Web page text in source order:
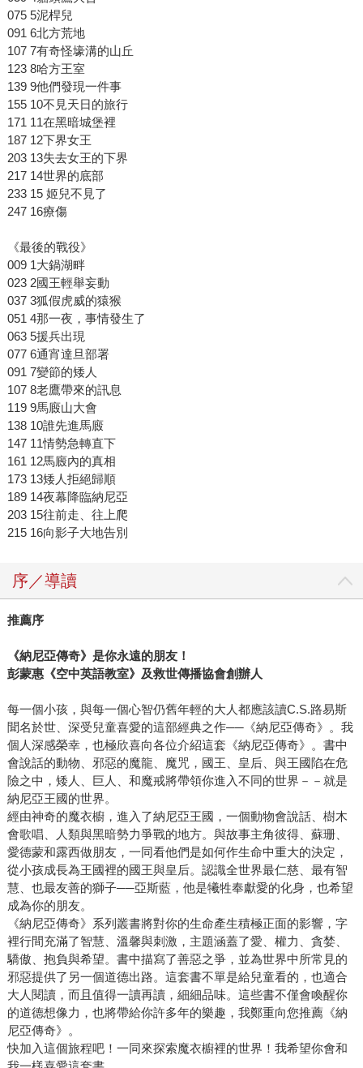
075 5泥桿兒
091 6北方荒地
107 7有奇怪壕溝的山丘
123 8哈方王室
139 9他們發現一件事
155 10不見天日的旅行
171 11在黑暗城堡裡
187 12下界女王
203 13失去女王的下界
217 14世界的底部
233 15 姬兒不見了
247 16療傷
《最後的戰役》
009 1大鍋湖畔
023 2國王輕舉妄動
037 3狐假虎威的猿猴
051 4那一夜，事情發生了
063 5援兵出現
077 6通宵達旦部署
091 7變節的矮人
107 8老鷹帶來的訊息
119 9馬廄山大會
138 10誰先進馬廄
147 11情勢急轉直下
161 12馬廄內的真相
173 13矮人拒絕歸順
189 14夜幕降臨納尼亞
203 15往前走、往上爬
215 16向影子大地告別
序／導讀
推薦序
《納尼亞傳奇》是你永遠的朋友！
彭蒙惠《空中英語教室》及救世傳播協會創辦人
每一個小孩，與每一個心智仍舊年輕的大人都應該讀C.S.路易斯
聞名於世、深受兒童喜愛的這部經典之作──《納尼亞傳奇》。我
個人深感榮幸，也極欣喜向各位介紹這套《納尼亞傳奇》。書中
會說話的動物、邪惡的魔龍、魔咒，國王、皇后、與王國陷在危
險之中，矮人、巨人、和魔戒將帶領你進入不同的世界－－就是
納尼亞王國的世界。
經由神奇的魔衣櫥，進入了納尼亞王國，一個動物會說話、樹木
會歌唱、人類與黑暗勢力爭戰的地方。與故事主角彼得、蘇珊、
愛德蒙和露西做朋友，一同看他們是如何作生命中重大的決定，
從小孩成長為王國裡的國王與皇后。認識全世界最仁慈、最有智
慧、也最友善的獅子──亞斯藍，他是犧牲奉獻愛的化身，也希望
成為你的朋友。
《納尼亞傳奇》系列叢書將對你的生命產生積極正面的影響，字
裡行間充滿了智慧、溫馨與刺激，主題涵蓋了愛、權力、貪婪、
驕傲、抱負與希望。書中描寫了善惡之爭，並為世界中所常見的
邪惡提供了另一個道德出路。這套書不單是給兒童看的，也適合
大人閱讀，而且值得一讀再讀，細細品味。這些書不僅會喚醒你
的道德想像力，也將帶給你許多年的樂趣，我鄭重向您推薦《納
尼亞傳奇》。
快加入這個旅程吧！一同來探索魔衣櫥裡的世界！我希望你會和